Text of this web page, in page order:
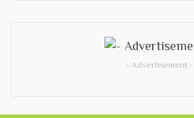
- Advertisement -